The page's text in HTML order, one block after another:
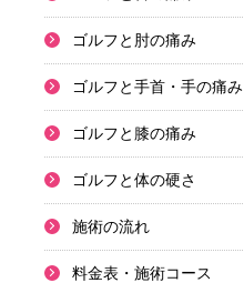
ゴルフと肘の痛み
ゴルフと手首・手の痛み
ゴルフと膝の痛み
ゴルフと体の硬さ
施術の流れ
料金表・施術コース